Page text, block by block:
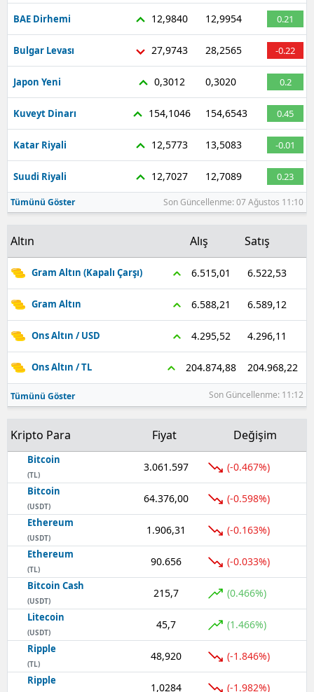
BAE Dirhemi 12,9840 12,9954 0.21
Bulgar Levası 27,9743 28,2565 -0.22
Japon Yeni 0,3012 0,3020 0.2
Kuveyt Dinarı 154,1046 154,6543 0.45
Katar Riyali 12,5773 13,5083 -0.01
Suudi Riyali 12,7027 12,7089 0.23
Tümünü Göster Son Güncellenme: 07 Ağustos 11:10
Altın Alış Satış
Gram Altın (Kapalı Çarşı) 6.515,01 6.522,53
Gram Altın 6.588,21 6.589,12
Ons Altın / USD 4.295,52 4.296,11
Ons Altın / TL 204.874,88 204.968,22
Tümünü Göster Son Güncellenme: 11:12
Kripto Para Fiyat Değişim
Bitcoin
(TL)
3.061.597 (-0.467%)
Bitcoin
(USDT)
64.376,00 (-0.598%)
Ethereum
(USDT)
1.906,31 (-0.163%)
Ethereum
(TL)
90.656 (-0.033%)
Bitcoin Cash
(USDT)
215,7 (0.466%)
Litecoin
(USDT)
45,7 (1.466%)
Ripple
(TL)
48,920 (-1.846%)
Ripple
1,0284 (-1.982%)